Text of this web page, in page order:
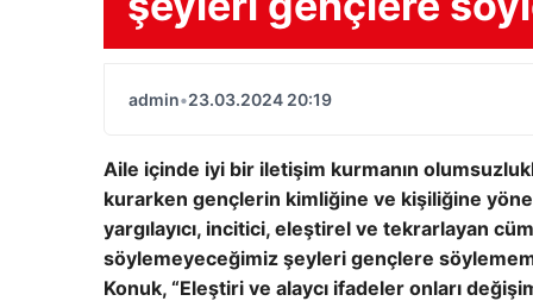
admin•23.03.2024 20:19
Aile içinde iyi bir iletişim kurmanın
kurarken gençlerin kimliğine ve kişiliğine
yargılayıcı, incitici, eleştirel ve tekrarlayan
söylemeyeceğimiz şeyleri gençlere
Konuk, “Eleştiri ve alaycı ifadeler onları